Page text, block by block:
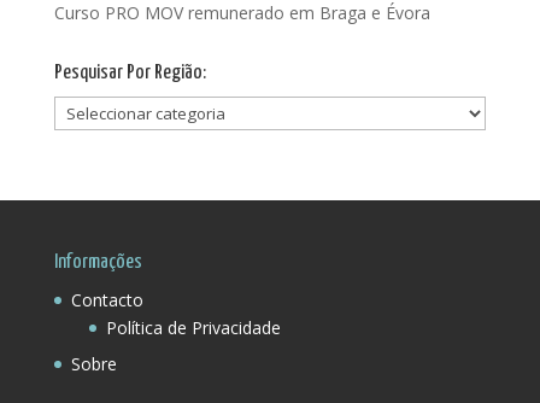
Curso PRO MOV remunerado em Braga e Évora
Pesquisar Por Região:
Pesquisar
Por
Informações
Contacto
Política de Privacidade
Sobre